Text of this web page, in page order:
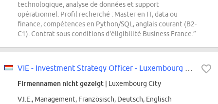
technologique, analyse de données et support
opérationnel. Profil recherché : Master en IT, data ou
finance, compétences en Python/SQL, anglais courant (B2-
C1). Contrat sous conditions d'éligibilité Business France.”
Firmennamen nicht gezeigt | Luxembourg City
V.I.E., Management, Französisch, Deutsch, Englisch